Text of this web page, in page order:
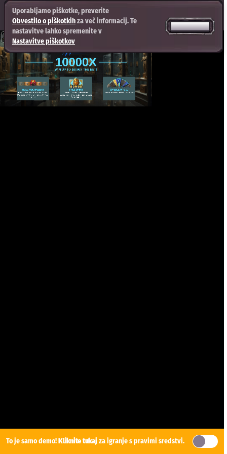
To je samo demo!Kliknite tukajza igranje s pravimi sredstvi.
Uporabljamo piškotke, preverite
Obvestilo o piškotkihza več informacij. Te
nastavitve lahko spremenite v
Nastavitve piškotkov
SPREJMI VSE